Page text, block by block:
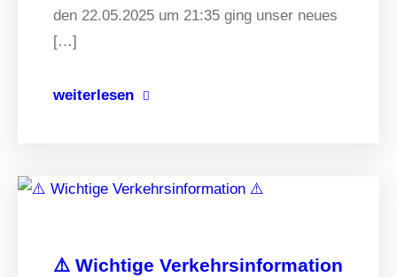
den 22.05.2025 um 21:35 ging unser neues
[…]
weiterlesen
⚠️ Wichtige Verkehrsinformation